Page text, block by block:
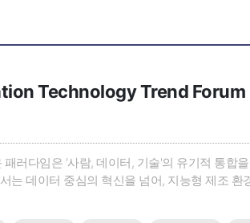
Technology Trend Forum
러다임은 '사람, 데이터, 기술'의 유기적 통합
데이터 중심의 혁신을 넘어, 지능형 제조 환